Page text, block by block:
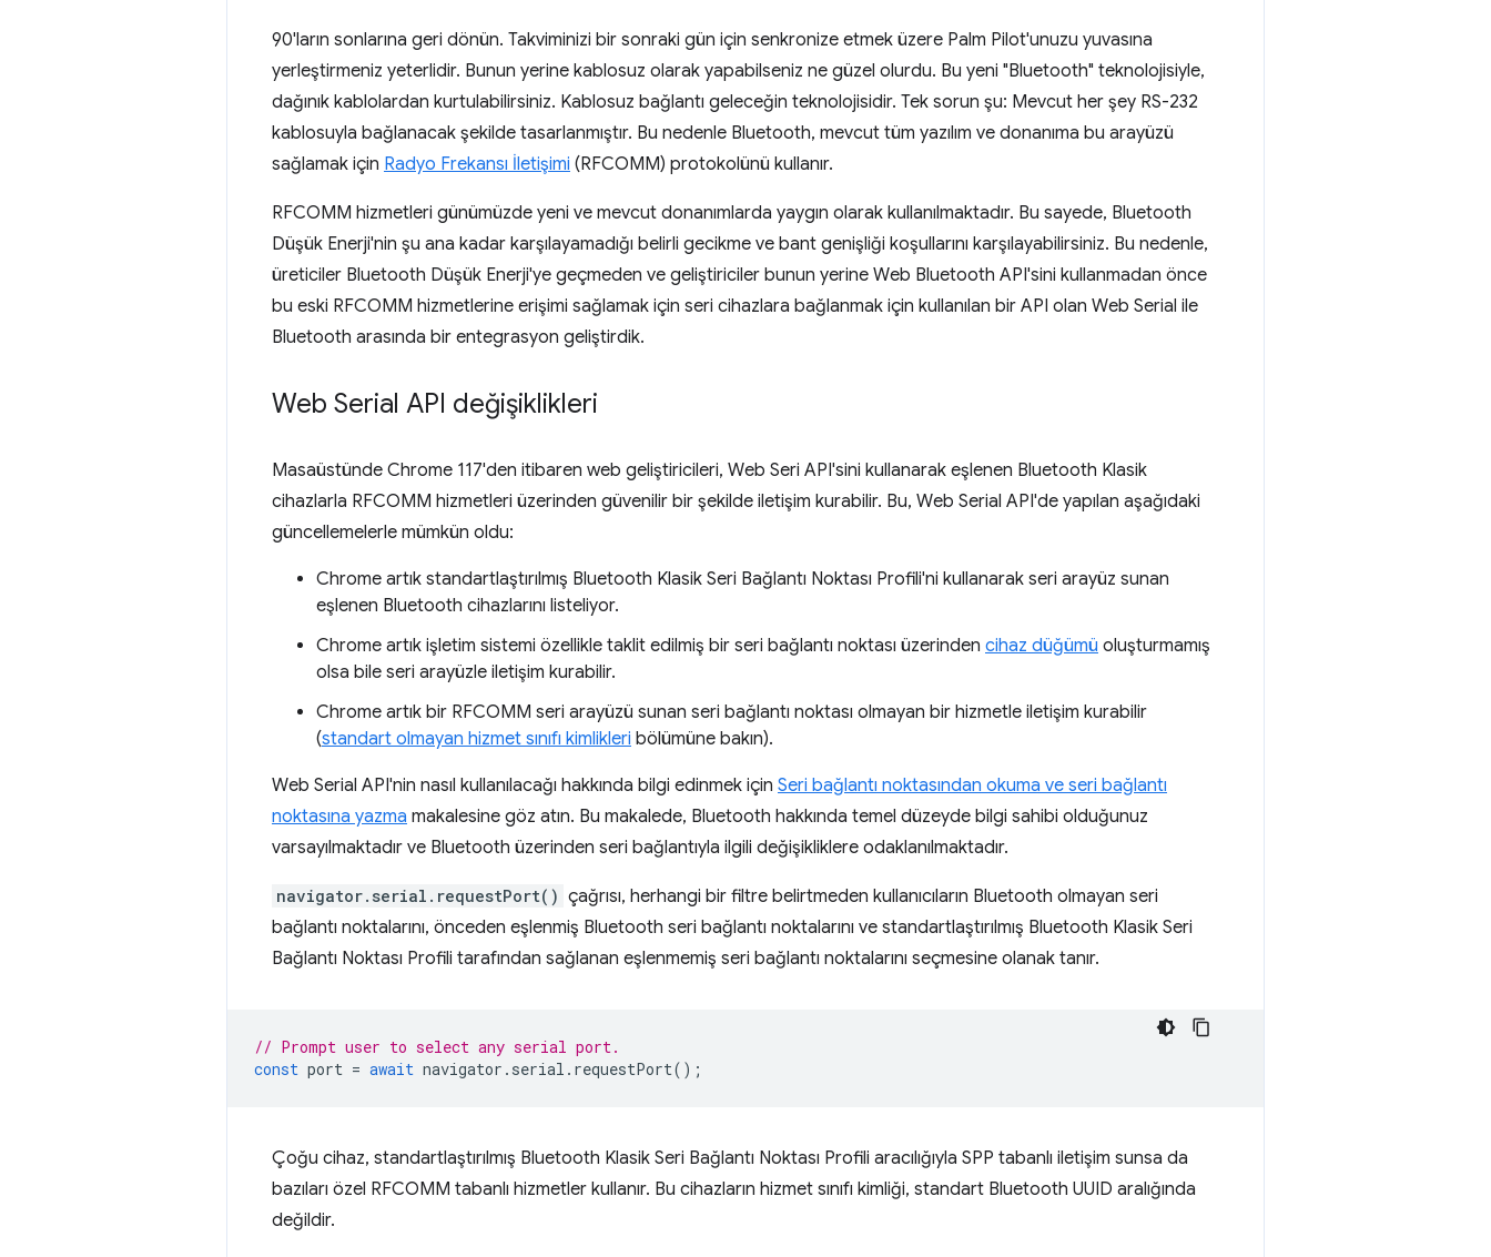
90'ların sonlarına geri dönün. Takviminizi bir sonraki gün için senkronize etmek üzere Palm Pilot'unuzu yuvasına
yerleştirmeniz yeterlidir. Bunun yerine kablosuz olarak yapabilseniz ne güzel olurdu. Bu yeni "Bluetooth" teknolojisiyle,
dağınık kablolardan kurtulabilirsiniz. Kablosuz bağlantı geleceğin teknolojisidir. Tek sorun şu: Mevcut her şey RS-232
kablosuyla bağlanacak şekilde tasarlanmıştır. Bu nedenle Bluetooth, mevcut tüm yazılım ve donanıma bu arayüzü
sağlamak için Radyo Frekansı İletişimi (RFCOMM) protokolünü kullanır.
RFCOMM hizmetleri günümüzde yeni ve mevcut donanımlarda yaygın olarak kullanılmaktadır. Bu sayede, Bluetooth
Düşük Enerji'nin şu ana kadar karşılayamadığı belirli gecikme ve bant genişliği koşullarını karşılayabilirsiniz. Bu nedenle,
üreticiler Bluetooth Düşük Enerji'ye geçmeden ve geliştiriciler bunun yerine Web Bluetooth API'sini kullanmadan önce
bu eski RFCOMM hizmetlerine erişimi sağlamak için seri cihazlara bağlanmak için kullanılan bir API olan Web Serial ile
Bluetooth arasında bir entegrasyon geliştirdik.
Web Serial API değişiklikleri
Masaüstünde Chrome 117'den itibaren web geliştiricileri, Web Seri API'sini kullanarak eşlenen Bluetooth Klasik
cihazlarla RFCOMM hizmetleri üzerinden güvenilir bir şekilde iletişim kurabilir. Bu, Web Serial API'de yapılan aşağıdaki
güncellemelerle mümkün oldu:
Chrome artık standartlaştırılmış Bluetooth Klasik Seri Bağlantı Noktası Profili'ni kullanarak seri arayüz sunan
eşlenen Bluetooth cihazlarını listeliyor.
Chrome artık işletim sistemi özellikle taklit edilmiş bir seri bağlantı noktası üzerinden cihaz düğümü oluşturmamış
olsa bile seri arayüzle iletişim kurabilir.
Chrome artık bir RFCOMM seri arayüzü sunan seri bağlantı noktası olmayan bir hizmetle iletişim kurabilir
(standart olmayan hizmet sınıfı kimlikleri bölümüne bakın).
Web Serial API'nin nasıl kullanılacağı hakkında bilgi edinmek için Seri bağlantı noktasından okuma ve seri bağlantı
noktasına yazma makalesine göz atın. Bu makalede, Bluetooth hakkında temel düzeyde bilgi sahibi olduğunuz
varsayılmaktadır ve Bluetooth üzerinden seri bağlantıyla ilgili değişikliklere odaklanılmaktadır.
navigator.serial.requestPort() çağrısı, herhangi bir filtre belirtmeden kullanıcıların Bluetooth olmayan seri
bağlantı noktalarını, önceden eşlenmiş Bluetooth seri bağlantı noktalarını ve standartlaştırılmış Bluetooth Klasik Seri
Bağlantı Noktası Profili tarafından sağlanan eşlenmemiş seri bağlantı noktalarını seçmesine olanak tanır.
// Prompt user to select any serial port.
const port = await navigator . serial . requestPort();
Çoğu cihaz, standartlaştırılmış Bluetooth Klasik Seri Bağlantı Noktası Profili aracılığıyla SPP tabanlı iletişim sunsa da
bazıları özel RFCOMM tabanlı hizmetler kullanır. Bu cihazların hizmet sınıfı kimliği, standart Bluetooth UUID aralığında
değildir.